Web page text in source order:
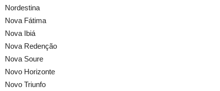
Nordestina
Nova Fátima
Nova Ibiá
Nova Redenção
Nova Soure
Novo Horizonte
Novo Triunfo